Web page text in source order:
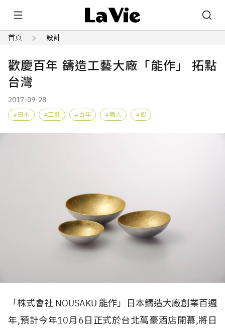
首頁 設計
歡慶百年 鑄造工藝大廠「能作」 拓點
台灣
2017-09-28
日本 工藝 百年 職人 錫
「株式會社 NOUSAKU 能作」日本鑄造大廠創業百週
年,預計今年10月6日正式於台北萬豪酒店開幕,將日